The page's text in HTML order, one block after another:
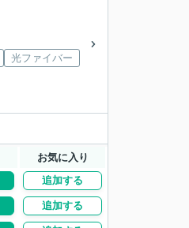
光ファイバー
お気に入り
追加する
追加する